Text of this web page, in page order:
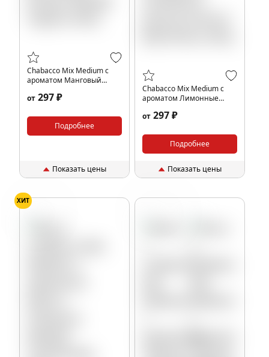
Chabacco Mix Medium с
ароматом Манговый
40гр.
от 297 ₽
Подробнее
Показать цены
Chabacco Mix Medium с
ароматом Лимонные
Jelly Slices), 40гр.
от 297 ₽
Подробнее
Показать цены
ХИТ